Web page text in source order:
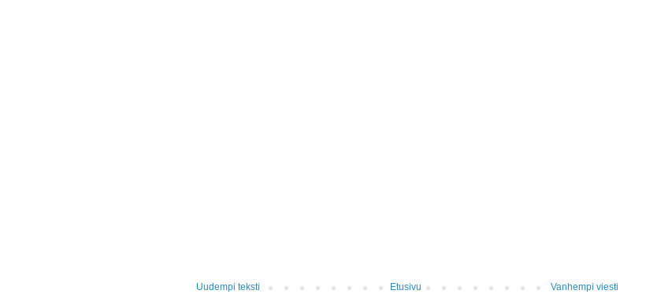
Uudempi teksti Vanhempi viesti
Etusivu